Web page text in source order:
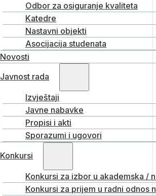
Odbor za osiguranje kvaliteta
Katedre
Nastavni objekti
Asocijacija studenata
Novosti
Javnost rada
Izvještaji
Javne nabavke
Propisi i akti
Sporazumi i ugovori
Konkursi
Konkursi za izbor u akademska /
Konkursi za prijem u radni odnos